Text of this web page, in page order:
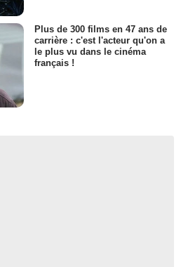
Plus de 300 films en 47 ans de
carrière : c'est l'acteur qu'on a
le plus vu dans le cinéma
français !